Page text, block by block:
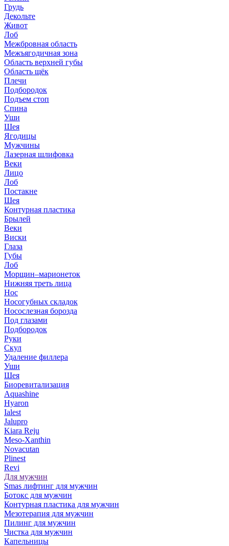
Грудь
Декольте
Живот
Лоб
Межбровная область
Межъягодичная зона
Область верхней губы
Область щёк
Плечи
Подбородок
Подъем стоп
Спина
Уши
Шея
Ягодицы
Мужчины
Лазерная шлифовка
Веки
Лицо
Лоб
Постакне
Шея
Контурная пластика
Брылей
Веки
Виски
Глаза
Губы
Лоб
Морщин–марионеток
Нижняя треть лица
Нос
Носогубных складок
Носослезная борозда
Под глазами
Подбородок
Руки
Скул
Удаление филлера
Уши
Шея
Биоревитализация
Aquashine
Hyaron
Ialest
Jalupro
Kiara Reju
Meso-Xanthin
Novacutan
Plinest
Revi
Для мужчин
Smas лифтинг для мужчин
Ботокс для мужчин
Контурная пластика для мужчин
Мезотерапия для мужчин
Пилинг для мужчин
Чистка для мужчин
Капельницы